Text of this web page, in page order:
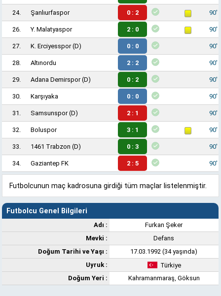
24. Şanlıurfaspor 0 : 2 90'
26. Y. Malatyaspor 2 : 0 90'
27. K. Erciyesspor(D) 0 : 0 90'
28. Altınordu 2 : 2 90'
29. Adana Demirspor(D) 0 : 2 90'
30. Karşıyaka 0 : 0 90'
31. Samsunspor(D) 2 : 1 90'
32. Boluspor 3 : 1 90'
33. 1461 Trabzon (D) 0 : 3 90'
34. Gaziantep FK 2 : 5 90'
Futbolcunun maç kadrosuna girdiği tüm maçlar listelenmiştir.
Futbolcu Genel Bilgileri
Adı :
Furkan Şeker
Mevki :
Defans
Doğum Tarihi ve Yaşı :
17.03.1992 (34 yaşında)
Uyruk :
Türkiye
Doğum Yeri :
Kahramanmaraş, Göksun